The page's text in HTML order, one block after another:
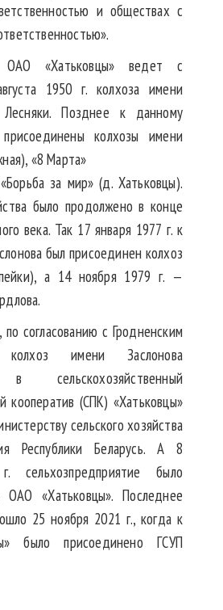
и обществах с
«Хатьковцы» ведет с
1950 г. колхоза имени
Позднее к данному
колхозы имени
«8 Марта»
за мир» (д. Хатьковцы).
было продолжено в конце
века. Так 17 января 1977 г. к
был присоединен колхоз
а 14 ноября 1979 г. —
по согласованию с Гродненским
колхоз имени Заслонова
сельскохозяйственный
кооператив (СПК) «Хатьковцы»
сельского хозяйства
Респуб­лики Беларусь. А 8
сельхозпредприятие было
ОАО «Хатьковцы». Последнее
25 ноября 2021 г., когда к
было присоединено ГСУП